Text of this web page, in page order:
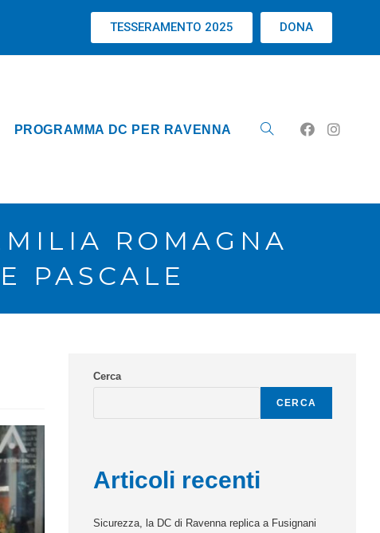
TESSERAMENTO 2025 DONA
PROGRAMMA DC PER RAVENNA
ROMAGNA
PASCALE
Cerca
CERCA
Articoli recenti
Sicurezza, la DC di Ravenna replica a Fusignani